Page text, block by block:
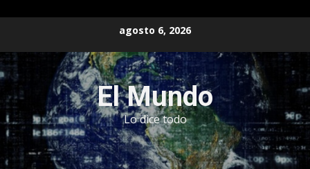
contenido
agosto 6, 2026
El Mundo
Lo dice todo